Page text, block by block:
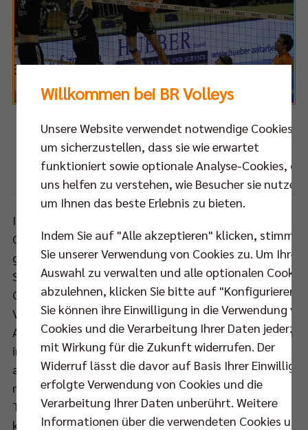
Aleksandar Spirovski überzeugte auch gegen den Moerser SC und wurde als MVP
ausgezeichnet.
Foto: Eckhard Herfet, Berlin
In der Vorsaison waren die Moerser als einziger
Gegner ohne Niederlage gegen die Berliner
geblieben, hatten mit 3:2 und 3:1 überraschende
Siege für sich verbuchen können. Für BR Volleys
Coach Mark Lebedew zählen jedoch weder
Vergangenes, noch Kategorien wie Aberglaube oder
Angstgegner. Schon nach den jüngsten Belastungen
in Bundesliga und Champions League hatte er
angedeutet, seine Startformation gegen den MSC
möglicherweise zu verändern. "Wir haben zwölf
Topspieler im Kader. Wer auch immer zum Einsatz
kommt, wird - davon bin ich überzeugt - voll
Willkommen bei BR Volleys
Unsere Website verwendet notwendige Cookies,
um sicherzustellen, dass sie wie erwartet
funktioniert sowie optionale Analyse-Cookies, die
uns helfen zu verstehen, wie Besucher sie nutzen,
um Ihnen das beste Erlebnis zu bieten.
Indem Sie auf "Alle akzeptieren" klicken, stimmen
Sie unserer Verwendung von Cookies zu. Um Ihre
Auswahl zu verwalten und alle optionalen Cookies
abzulehnen, klicken Sie bitte auf "Konfigurieren".
Sie können ihre Einwilligung in die Verwendung
Cookies und die Verarbeitung Ihrer Daten
mit Wirkung für die Zukunft widerrufen. Der
Widerruf lässt die davor auf Basis Ihrer
erfolgte Verwendung von Cookies und die
Verarbeitung Ihrer Daten unberührt. Weitere
Informationen über die verwendeten Cookies und